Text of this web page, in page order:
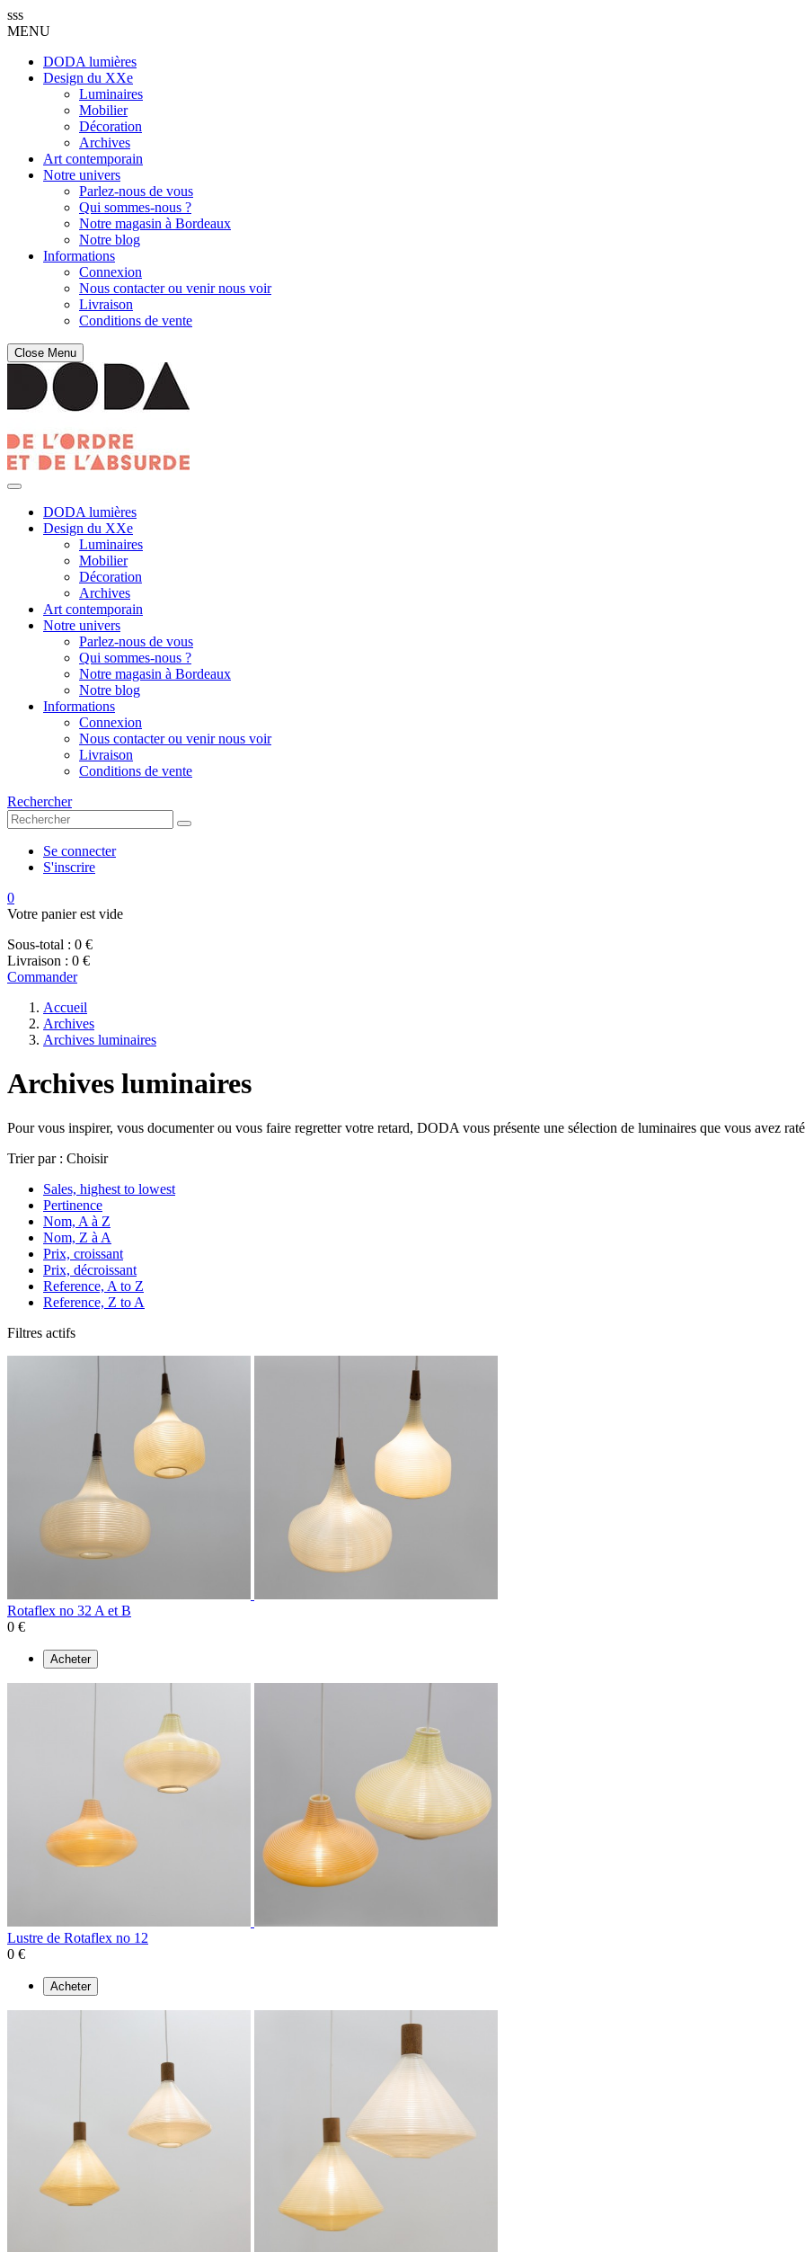
sss
MENU
DODA lumières
Design du XXe
Luminaires
Mobilier
Décoration
Archives
Art contemporain
Notre univers
Parlez-nous de vous
Qui sommes-nous ?
Notre magasin à Bordeaux
Notre blog
Informations
Connexion
Nous contacter ou venir nous voir
Livraison
Conditions de vente
Close Menu
DODA lumières
Design du XXe
Luminaires
Mobilier
Décoration
Archives
Art contemporain
Notre univers
Parlez-nous de vous
Qui sommes-nous ?
Notre magasin à Bordeaux
Notre blog
Informations
Connexion
Nous contacter ou venir nous voir
Livraison
Conditions de vente
Rechercher
Se connecter
S'inscrire
0
Votre panier est vide
Sous-total : 0 €
Livraison : 0 €
Commander
Accueil
Archives
Archives luminaires
Archives luminaires
Pour vous inspirer, vous documenter ou vous faire regretter votre retard, DODA vous présente une sélection de luminaires que vous avez
Trier par : Choisir
Sales, highest to lowest
Pertinence
Nom, A à Z
Nom, Z à A
Prix, croissant
Prix, décroissant
Reference, A to Z
Reference, Z to A
Filtres actifs
Rotaflex no 32 A et B
0 €
Acheter
Lustre de Rotaflex no 12
0 €
Acheter